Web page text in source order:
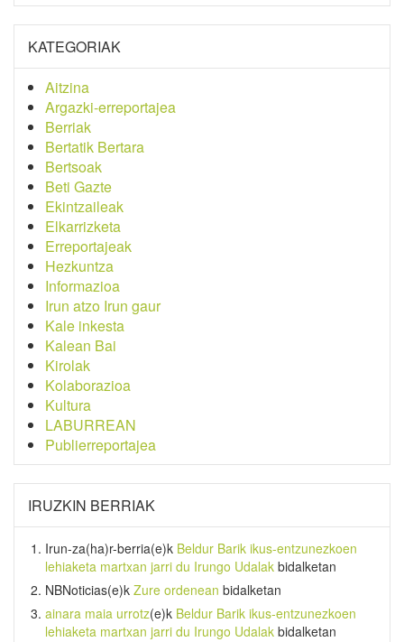
KATEGORIAK
Aitzina
Argazki-erreportajea
Berriak
Bertatik Bertara
Bertsoak
Beti Gazte
Ekintzaileak
Elkarrizketa
Erreportajeak
Hezkuntza
Informazioa
Irun atzo Irun gaur
Kale inkesta
Kalean Bai
Kirolak
Kolaborazioa
Kultura
LABURREAN
Publierreportajea
IRUZKIN BERRIAK
Irun-za(ha)r-berria(e)k Beldur Barik ikus-entzunezkoen
lehiaketa martxan jarri du Irungo Udalak bidalketan
NBNoticias(e)k Zure ordenean bidalketan
ainara maia urrotz(e)k Beldur Barik ikus-entzunezkoen
lehiaketa martxan jarri du Irungo Udalak bidalketan